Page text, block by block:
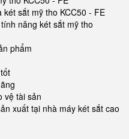
sắt mỹ tho KCC50 - FE
năng két sắt mỹ tho
phẩm
vệ tài sản
xuất tại nhà máy két sắt cao